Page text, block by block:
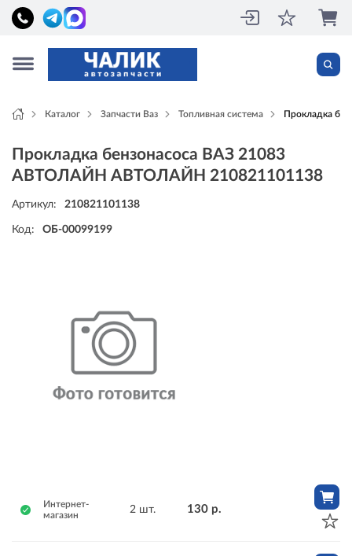
Каталог Запчасти Ваз Топливная система Прокладка
Прокладка бензонасоса ВАЗ 21083
АВТОЛАЙН АВТОЛАЙН 210821101138
Артикул: 210821101138
Код: ОБ-00099199
Интернет-
магазин
2 шт. 130 р.